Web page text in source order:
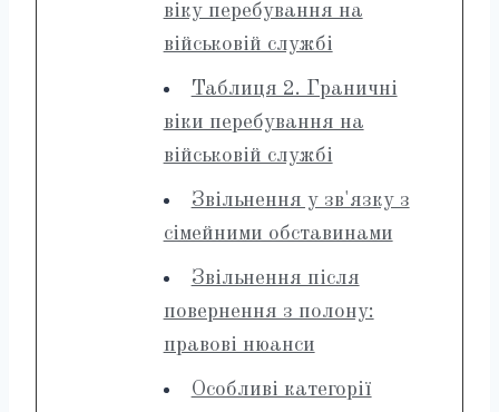
віку перебування на
військовій службі
Таблиця 2. Граничні
віки перебування на
військовій службі
Звільнення у зв'язку з
сімейними обставинами
Звільнення після
повернення з полону:
правові нюанси
Особливі категорії